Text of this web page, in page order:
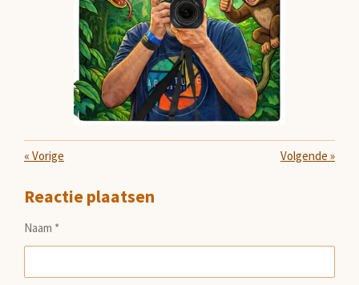
« Vorige Volgende »
Reactie plaatsen
Naam *